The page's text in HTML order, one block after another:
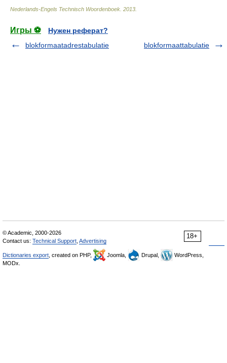
Nederlands-Engels Technisch Woordenboek 2013
Игры ⚽
Нужен реферат?
blokformaatadrestabulatie
blokformaattabulatie
18+
© Academic, 2000-2026
Contact us: Technical Support Advertising
Dictionaries export , created on PHP, Joomla, Drupal,
WordPress,
MODx.